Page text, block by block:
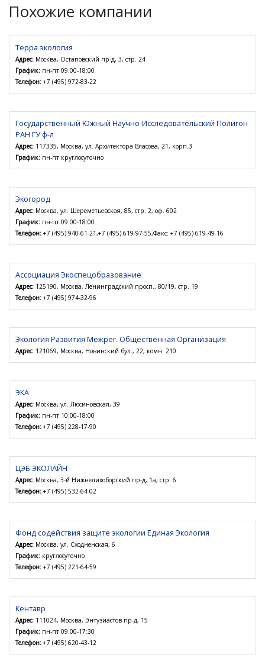
Похожие компании
Терра экология
Адрес: Москва, Остаповский пр-д, 3, стр. 24
График: пн-пт 09:00-18:00
Телефон: +7 (495) 972-83-22
Государственный Южный Научно-Исследовательский Полигон
РАН ГУ ф-л
Адрес: 117335, Москва, ул. Архитектора Власова, 21, корп.3
График: пн-пт круглосуточно
Экогород
Адрес: Москва, ул. Шереметьевская, 85, стр. 2, оф. 602
График: пн-пт 09:00-18:00
Телефон: +7 (495) 940-61-21,+7 (495) 619-97-55,Факс: +7 (495) 619-49-16
Ассоциация Экоспецобразование
Адрес: 125190, Москва, Ленинградский просп., 80/19, стр. 19
Телефон: +7 (495) 974-32-96
Экология Развития Межрег. Общественная Организация
Адрес: 121069, Москва, Новинский бул., 22, комн. 210
ЭКА
Адрес: Москва, ул. Люсиновская, 39
График: пн-пт 10:00-18:00
Телефон: +7 (495) 228-17-90
ЦЭБ ЭКОЛАЙН
Адрес: Москва, 3-й Нижнелихоборский пр-д, 1а, стр. 6
Телефон: +7 (495) 532-64-02
Фонд содействия защите экологии Единая Экология
Адрес: Москва, ул. Сходненская, 6
График: круглосуточно
Телефон: +7 (495) 221-64-59
Кентавр
Адрес: 111024, Москва, Энтузиастов пр-д, 15
График: пн-пт 09:00-17:30
Телефон: +7 (495) 620-43-12